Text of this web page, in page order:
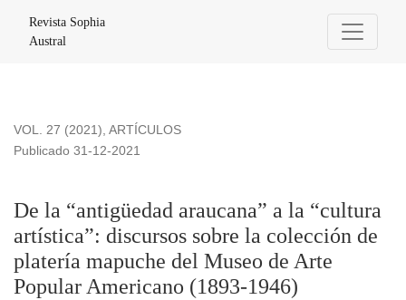
Revista Sophia
Austral
VOL. 27 (2021), ARTÍCULOS
De la “antigüedad araucana” a la “cultura
artística”: discursos sobre la colección de
platería mapuche del Museo de Arte
Popular Americano (1893-1946)
Publicado 31-12-2021